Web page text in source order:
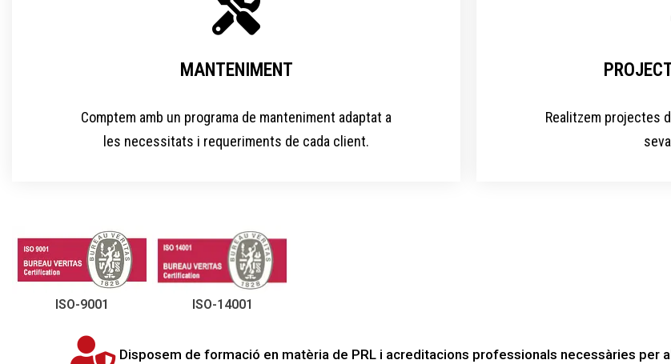
MANTENIMENT
Comptem amb un programa de manteniment adaptat a
les necessitats i requeriments de cada client.​
Realitzem projectes
ISO-9001 ISO-14001
Disposem de formació en matèria de PRL i acreditacions professionals necessàries per